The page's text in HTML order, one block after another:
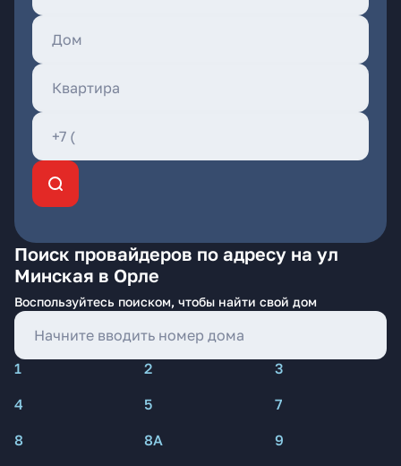
Поиск провайдеров по адресу на ул
Минская в Орле
Воспользуйтесь поиском, чтобы найти свой дом
1 2
3
4
5
7
8
8А
9